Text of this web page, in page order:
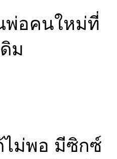
พ่อคนใหม่ที่
ม
ม่พอ มีซิกซ์